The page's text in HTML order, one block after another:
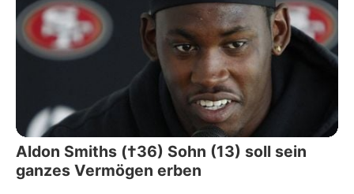
Aldon Smiths (†36) Sohn (13) soll sein
ganzes Vermögen erben